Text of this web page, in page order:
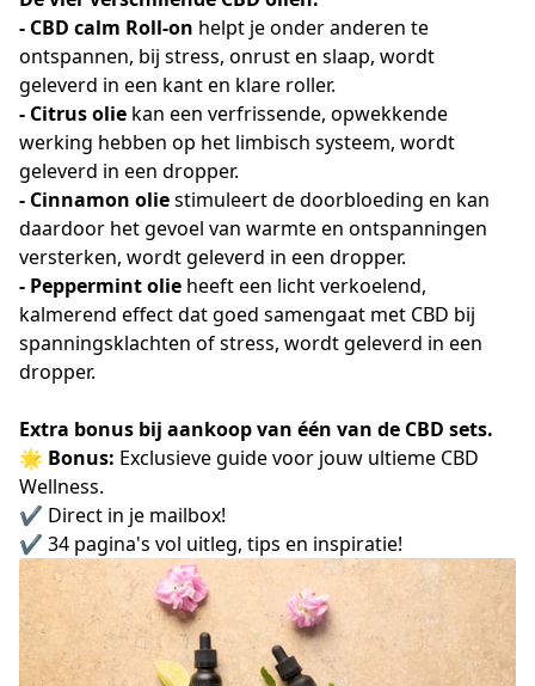
- CBD calm Roll-on helpt je onder anderen te
ontspannen, bij stress, onrust en slaap, wordt
geleverd in een kant en klare roller.
- Citrus olie kan een verfrissende, opwekkende
werking hebben op het limbisch systeem, wordt
geleverd in een dropper.
- Cinnamon oliestimuleert de doorbloeding en kan
daardoor het gevoel van warmte en ontspanningen
versterken, wordt geleverd in een dropper.
- Peppermint olie heeft een licht verkoelend,
kalmerend effect dat goed samengaat met CBD bij
spanningsklachten of stress, wordt geleverd in een
dropper.
Extra bonus bij aankoop van één van de CBD sets.
🌟 Bonus: Exclusieve guide voor jouw ultieme CBD
Wellness.
✔️ Direct in je mailbox!
✔️ 34 pagina's vol uitleg, tips en inspiratie!